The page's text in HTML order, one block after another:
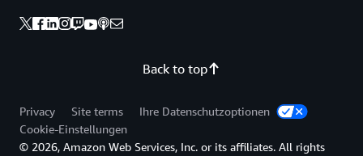
Back to top
Privacy Site terms
Ihre Datenschutzoptionen
Cookie-Einstellungen
© 2026, Amazon Web Services, Inc. or its affiliates. All rights